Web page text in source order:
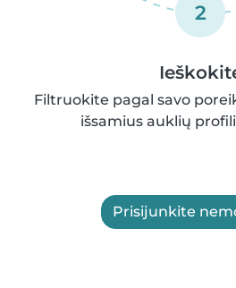
2
Filtruokite pagal savo
išsamius auklių
Prisijunkite